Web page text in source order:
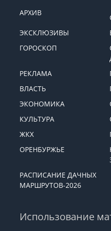
АРХИВ
ЭКСКЛЮЗИВЫ
ГОРОСКОП
РЕКЛАМА
ВЛАСТЬ
ЭКОНОМИКА
КУЛЬТУРА
ЖКХ
ОРЕНБУРЖЬЕ
РАСПИСАНИЕ ДАЧНЫХ
МАРШРУТОВ-2026
Использование